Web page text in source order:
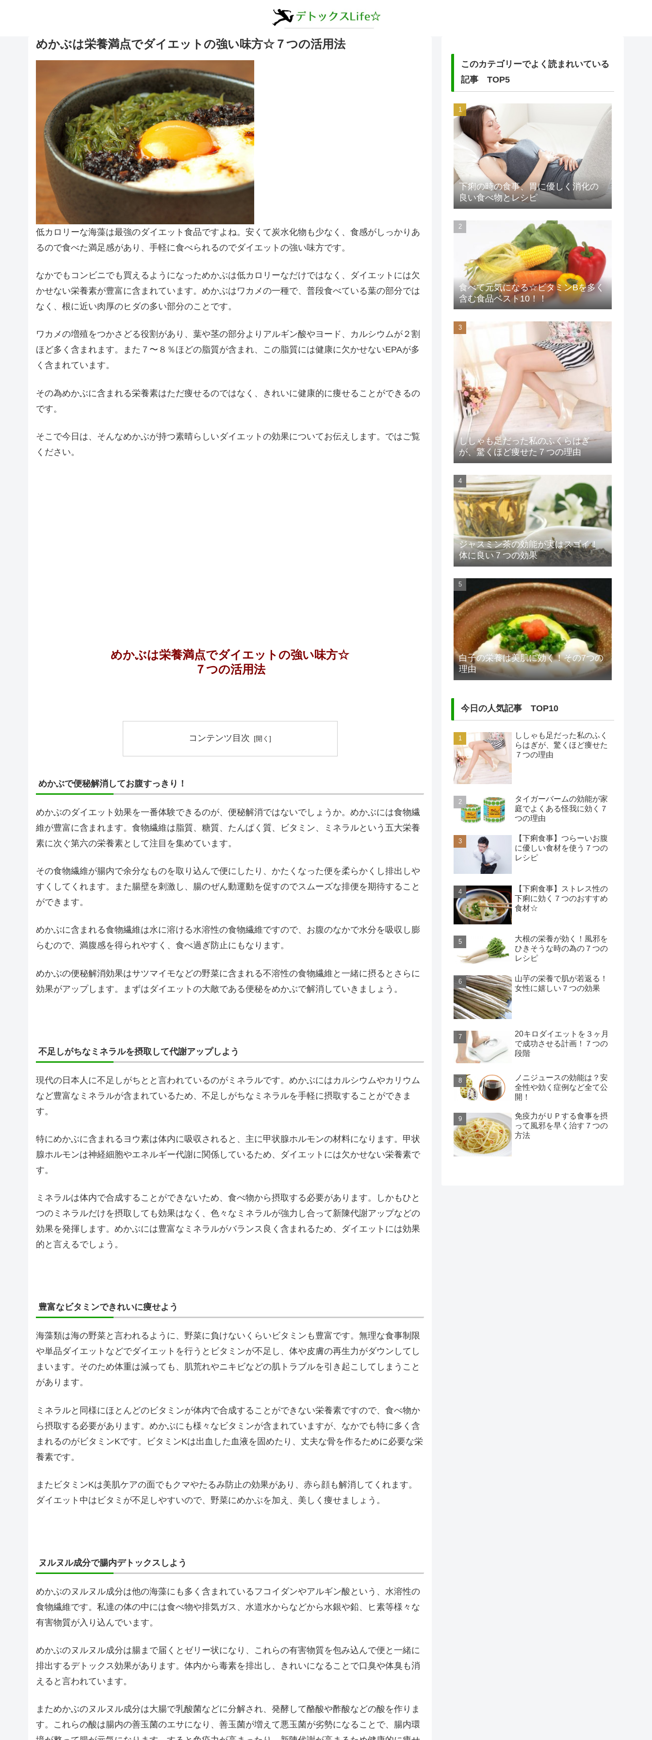
めかぶは栄養満点でダイエットの強い味方☆７つの活用法
低カロリーな海藻は最強のダイエット食品ですよね。安くて炭水化物も少なく、食感がしっかりあ
るので食べた満足感があり、手軽に食べられるのでダイエットの強い味方です。
なかでもコンビニでも買えるようになっためかぶは低カロリーなだけではなく、ダイエットには欠
かせない栄養素が豊富に含まれています。めかぶはワカメの一種で、普段食べている葉の部分では
なく、根に近い肉厚のヒダの多い部分のことです。
ワカメの増殖をつかさどる役割があり、葉や茎の部分よりアルギン酸やヨード、カルシウムが２割
ほど多く含まれます。また７〜８％ほどの脂質が含まれ、この脂質には健康に欠かせないEPAが多
く含まれています。
その為めかぶに含まれる栄養素はただ痩せるのではなく、きれいに健康的に痩せることができるの
です。
そこで今日は、そんなめかぶが持つ素晴らしいダイエットの効果についてお伝えします。ではご覧
ください。
めかぶは栄養満点でダイエットの強い味方☆
７つの活用法
コンテンツ目次
めかぶで便秘解消してお腹すっきり！
めかぶのダイエット効果を一番体験できるのが、便秘解消ではないでしょうか。めかぶには食物繊
維が豊富に含まれます。食物繊維は脂質、糖質、たんぱく質、ビタミン、ミネラルという五大栄養
素に次ぐ第六の栄養素として注目を集めています。
その食物繊維が腸内で余分なものを取り込んで便にしたり、かたくなった便を柔らかくし排出しや
すくしてくれます。また腸壁を刺激し、腸のぜん動運動を促すのでスムーズな排便を期待すること
ができます。
めかぶに含まれる食物繊維は水に溶ける水溶性の食物繊維ですので、お腹のなかで水分を吸収し膨
らむので、満腹感を得られやすく、食べ過ぎ防止にもなります。
めかぶの便秘解消効果はサツマイモなどの野菜に含まれる不溶性の食物繊維と一緒に摂るとさらに
効果がアップします。まずはダイエットの大敵である便秘をめかぶで解消していきましょう。
不足しがちなミネラルを摂取して代謝アップしよう
現代の日本人に不足しがちとと言われているのがミネラルです。めかぶにはカルシウムやカリウム
など豊富なミネラルが含まれているため、不足しがちなミネラルを手軽に摂取することができま
す。
特にめかぶに含まれるヨウ素は体内に吸収されると、主に甲状腺ホルモンの材料になります。甲状
腺ホルモンは神経細胞やエネルギー代謝に関係しているため、ダイエットには欠かせない栄養素で
す。
ミネラルは体内で合成することができないため、食べ物から摂取する必要があります。しかもひと
つのミネラルだけを摂取しても効果はなく、色々なミネラルが強力し合って新陳代謝アップなどの
効果を発揮します。めかぶには豊富なミネラルがバランス良く含まれるため、ダイエットには効果
的と言えるでしょう。
豊富なビタミンできれいに痩せよう
海藻類は海の野菜と言われるように、野菜に負けないくらいビタミンも豊富です。無理な食事制限
や単品ダイエットなどでダイエットを行うとビタミンが不足し、体や皮膚の再生力がダウンしてし
まいます。そのため体重は減っても、肌荒れやニキビなどの肌トラブルを引き起こしてしまうこと
があります。
ミネラルと同様にほとんどのビタミンが体内で合成することができない栄養素ですので、食べ物か
ら摂取する必要があります。めかぶにも様々なビタミンが含まれていますが、なかでも特に多く含
まれるのがビタミンKです。ビタミンKは出血した血液を固めたり、丈夫な骨を作るために必要な栄
養素です。
またビタミンKは美肌ケアの面でもクマやたるみ防止の効果があり、赤ら顔も解消してくれます。
ダイエット中はビタミが不足しやすいので、野菜にめかぶを加え、美しく痩せましょう。
ヌルヌル成分で腸内デトックスしよう
めかぶのヌルヌル成分は他の海藻にも多く含まれているフコイダンやアルギン酸という、水溶性の
食物繊維です。私達の体の中には食べ物や排気ガス、水道水からなどから水銀や鉛、ヒ素等様々な
有害物質が入り込んでいます。
めかぶのヌルヌル成分は腸まで届くとゼリー状になり、これらの有害物質を包み込んで便と一緒に
排出するデトックス効果があります。体内から毒素を排出し、きれいになることで口臭や体臭も消
えると言われています。
まためかぶのヌルヌル成分は大腸で乳酸菌などに分解され、発酵して酪酸や酢酸などの酸を作りま
す。これらの酸は腸内の善玉菌のエサになり、善玉菌が増えて悪玉菌が劣勢になることで、腸内環
このカテゴリーでよく読まれいている
記事 TOP5
下痢の時の食事、胃に優しく消化の
良い食べ物とレシピ
食べて元気になる☆ビタミンBを多く
含む食品ベスト10！！
ししゃも足だった私のふくらはぎ
が、驚くほど痩せた７つの理由
ジャスミン茶の効能が実はスゴイ！
体に良い７つの効果
白子の栄養は美肌に効く！その7つの
理由
今日の人気記事 TOP10
ししゃも足だった私のふく
らはぎが、驚くほど痩せた
７つの理由
タイガーバームの効能が家
庭でよくある怪我に効く７
つの理由
【下痢食事】つらーいお腹
に優しい食材を使う７つの
レシピ
【下痢食事】ストレス性の
下痢に効く７つのおすすめ
食材☆
大根の栄養が効く！風邪を
ひきそうな時の為の７つの
レシピ
山芋の栄養で肌が若返る！
女性に嬉しい７つの効果
20キロダイエットを３ヶ月
で成功させる計画！７つの
段階
ノニジュースの効能は？安
全性や効く症例など全て公
開！
免疫力がＵＰする食事を摂
って風邪を早く治す７つの
方法